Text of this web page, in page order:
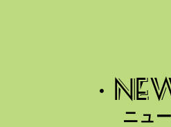
・
ニュ